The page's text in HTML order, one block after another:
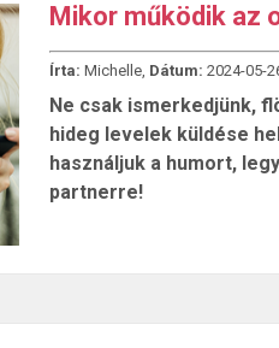
Mikor működik az
Írta: Michelle, Dátum: 2024-05-
Ne csak ismerkedjünk,
hideg levelek küldése
használjuk a humort,
partnerre!